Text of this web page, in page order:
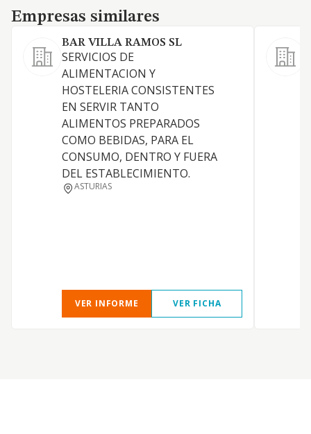
Empresas similares
Empresas similares
BAR VILLA RAMOS SL
SERVICIOS DE
ALIMENTACION Y
HOSTELERIA CONSISTENTES
EN SERVIR TANTO
ALIMENTOS PREPARADOS
COMO BEBIDAS, PARA EL
CONSUMO, DENTRO Y FUERA
DEL ESTABLECIMIENTO.
ASTURIAS
VER INFORME VER FICHA